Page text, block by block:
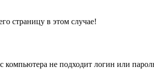
страницу в этом случае!
не подходит логин или